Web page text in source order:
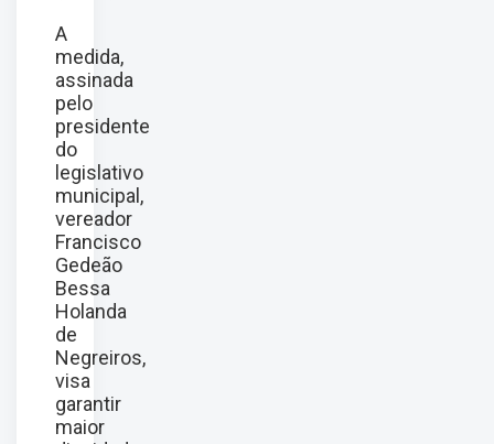
A
medida,
assinada
pelo
presidente
do
legislativo
municipal,
vereador
Francisco
Gedeão
Bessa
Holanda
de
Negreiros,
visa
garantir
maior